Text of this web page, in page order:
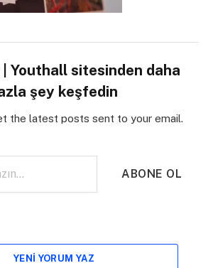
Youthall sitesinden daha
şey keşfedin
the latest posts sent to your email.
ABONE OL
YENI YORUM YAZ